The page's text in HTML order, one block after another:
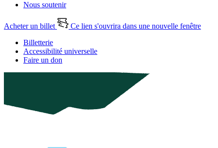
Nous soutenir
Acheter un billet
Ce lien s'ouvrira dans une nouvelle fenêtre
Billetterie
Accessibilité universelle
Faire un don